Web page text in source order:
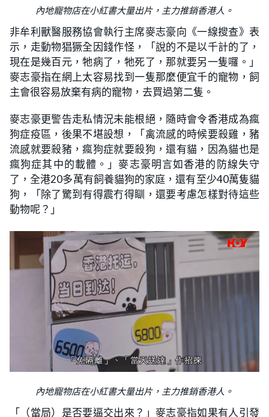
內地寵物店在小紅書大量出片，主力推銷香港人。
非牟利獸醫服務協會執行主席麥志豪向《一線搜查》表
示，走動物猖獗全因錢作怪，「說的不是以千計的了，
現在是幾百元，牠病了，牠死了，那就要另一隻囉。」
麥志豪指在網上太容易找到一隻那麼便宜千的寵物，飼
主會很容易放棄有病的寵物，去買過第二隻。
麥志豪更警告走私情況未能根絕，隨時會令香港成為瘋
狗症疫區，後果不堪設想，「禽流感的時候要殺雞，豬
流感就要殺豬，瘋狗症就要殺狗，還有貓，因為貓也是
瘋狗症其中的載體。」麥志豪明言如香港的防線失守
了，全港20多萬有飼養貓狗的家庭，還有至少40萬隻貓
狗，「除了驚到有得震冇得瞓，還要考慮怎樣對待這些
動物呢？」
內地寵物店在小紅書大量出片，主力推銷香港人。
「（當局）是否要逼交出來？」麥志豪指如果有人引發